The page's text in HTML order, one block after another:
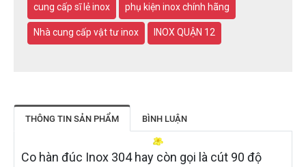
cung cấp sĩ lẻ inox phụ kiện inox chính hãng
Nhà cung cấp vật tư inox INOX QUẬN 12
THÔNG TIN SẢN PHẨM BÌNH LUẬN
Co hàn đúc Inox 304 hay còn gọi là cút 90 độ